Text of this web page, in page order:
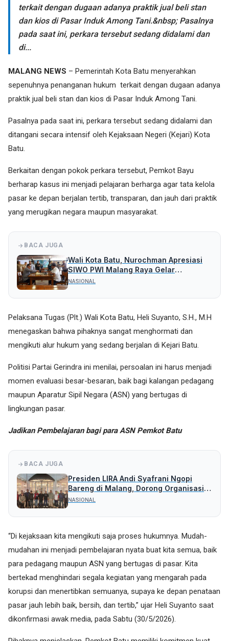
terkait dengan dugaan adanya praktik jual beli stan
dan kios di Pasar Induk Among Tani.&nbsp; Pasalnya
pada saat ini, perkara tersebut sedang didalami dan
di...
MALANG NEWS – Pemerintah Kota Batu menyerahkan
sepenuhnya penanganan hukum terkait dengan dugaan adanya
praktik jual beli stan dan kios di Pasar Induk Among Tani.
Pasalnya pada saat ini, perkara tersebut sedang didalami dan
ditangani secara intensif oleh Kejaksaan Negeri (Kejari) Kota
Batu.
Berkaitan dengan pokok perkara tersebut, Pemkot Bayu
berharap kasus ini menjadi pelajaran berharga agar tata kelola
pasar ke depan berjalan tertib, transparan, dan jauh dari praktik
yang merugikan negara maupun masyarakat.
BACA JUGA
Wali Kota Batu, Nurochman Apresiasi
SIWO PWI Malang Raya Gelar
Turnamen Catur Bahagia
NASIONAL
Pelaksana Tugas (Plt.) Wali Kota Batu, Heli Suyanto, S.H., M.H
menegaskan bahwa pihaknya sangat menghormati dan
mengikuti alur hukum yang sedang berjalan di Kejari Batu.
Politisi Partai Gerindra ini menilai, persoalan ini harus menjadi
momen evaluasi besar-besaran, baik bagi kalangan pedagang
maupun Aparatur Sipil Negara (ASN) yang bertugas di
lingkungan pasar.
Jadikan Pembelajaran bagi para ASN Pemkot Batu
BACA JUGA
Presiden LIRA Andi Syafrani Ngopi
Bareng di Malang, Dorong Organisasi
Tetap Solid dan Responsif
NASIONAL
“Di kejaksaan kita mengikuti saja proses hukumnya. Mudah-
mudahan ini menjadi pembelajaran nyata buat kita semua, baik
para pedagang maupun ASN yang bertugas di pasar. Kita
bertekad menghindari segala kegiatan yang mengarah pada
korupsi dan menertibkan semuanya, supaya ke depan penataan
pasar jauh lebih baik, bersih, dan tertib,” ujar Heli Suyanto saat
dikonfirmasi awak media, pada Sabtu (30/5/2026).